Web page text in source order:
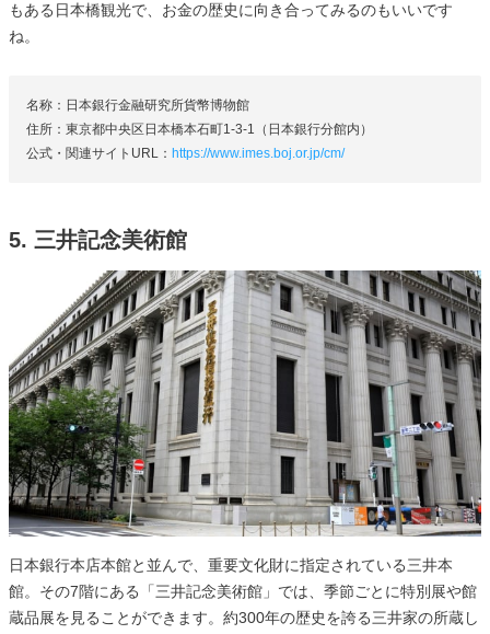
もある日本橋観光で、お金の歴史に向き合ってみるのもいいです
ね。
名称：日本銀行金融研究所貨幣博物館
住所：東京都中央区日本橋本石町1-3-1（日本銀行分館内）
公式・関連サイトURL： https://www.imes.boj.or.jp/cm/
5. 三井記念美術館
日本銀行本店本館と並んで、重要文化財に指定されている三井本
館。その7階にある「三井記念美術館」では、季節ごとに特別展や館
蔵品展を見ることができます。約300年の歴史を誇る三井家の所蔵し